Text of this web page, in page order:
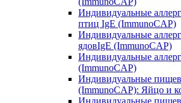
Индивидуальные
птиц IgE (ImmunoCAP)
Индивидуальные
ядовIgE (ImmunoCAP)
Индивидуальные
(ImmunoCAP)
Индивидуальные
(ImmunoCAP): Яйцо и
Индивидуальные